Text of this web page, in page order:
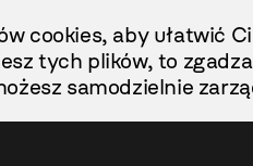
cookies, aby ułatwić
tych plików, to
samodzielnie